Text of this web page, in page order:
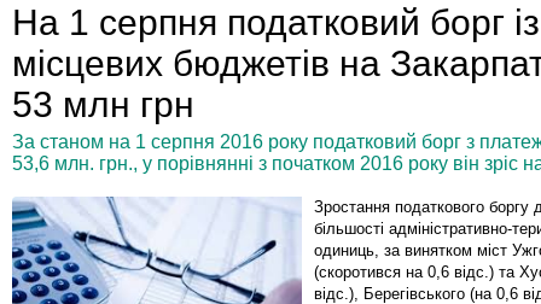
На 1 серпня податковий борг
місцевих бюджетів на
53 млн грн
За станом на 1 серпня 2016 року податковий борг з
53,6 млн. грн., у порівнянні з початком 2016 року він зріс
Зростання податкового боргу
більшості адміністративно-
одиниць, за винятком міст
(скоротився на 0,6 відс.) та
відс.), Берегівського (на 0,6